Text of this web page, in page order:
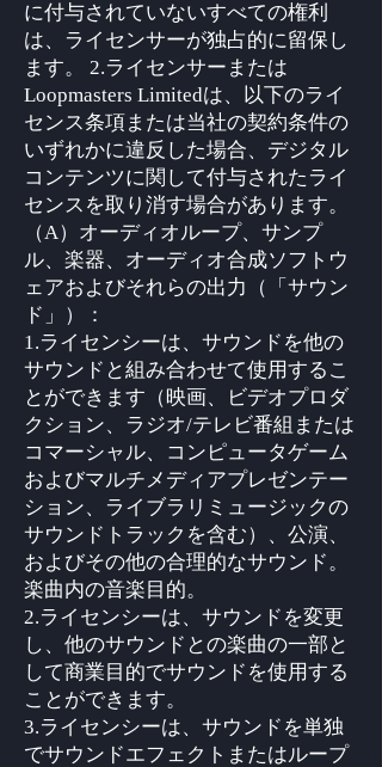
に付与されていないすべての権利
は、ライセンサーが独占的に留保し
ます。 2.ライセンサーまたは
Loopmasters Limitedは、以下のライ
センス条項または当社の契約条件の
いずれかに違反した場合、デジタル
コンテンツに関して付与されたライ
センスを取り消す場合があります。
（A）オーディオループ、サンプ
ル、楽器、オーディオ合成ソフトウ
ェアおよびそれらの出力（「サウン
ド」）：
1.ライセンシーは、サウンドを他の
サウンドと組み合わせて使用​​するこ
とができます（映画、ビデオプロダ
クション、ラジオ/テレビ番組または
コマーシャル、コンピュータゲーム
およびマルチメディアプレゼンテー
ション、ライブラリミュージックの
サウンドトラックを含む）、公演、
およびその他の合理的なサウンド。
楽曲内の音楽目的。
2.ライセンシーは、サウンドを変更
し、他のサウンドとの楽曲の一部と
して商業目的でサウンドを使用する
ことができます。
3.ライセンシーは、サウンドを単独
でサウンドエフェクトまたはループ